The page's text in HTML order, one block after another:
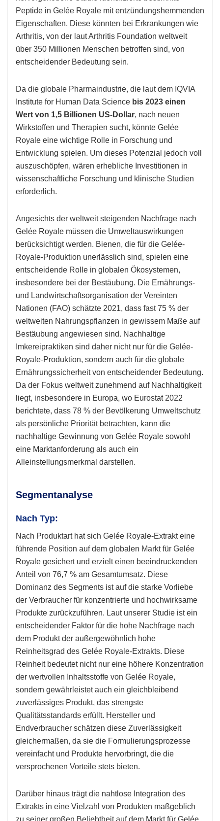
Peptide in Gelée Royale mit entzündungshemmenden
Eigenschaften. Diese könnten bei Erkrankungen wie
Arthritis, von der laut Arthritis Foundation weltweit
über 350 Millionen Menschen betroffen sind, von
entscheidender Bedeutung sein.
Da die globale Pharmaindustrie, die laut dem IQVIA
Institute for Human Data Science bis 2023 einen
Wert von 1,5 Billionen US-Dollar, nach neuen
Wirkstoffen und Therapien sucht, könnte Gelée
Royale eine wichtige Rolle in Forschung und
Entwicklung spielen. Um dieses Potenzial jedoch voll
auszuschöpfen, wären erhebliche Investitionen in
wissenschaftliche Forschung und klinische Studien
erforderlich.
Angesichts der weltweit steigenden Nachfrage nach
Gelée Royale müssen die Umweltauswirkungen
berücksichtigt werden. Bienen, die für die Gelée-
Royale-Produktion unerlässlich sind, spielen eine
entscheidende Rolle in globalen Ökosystemen,
insbesondere bei der Bestäubung. Die Ernährungs-
und Landwirtschaftsorganisation der Vereinten
Nationen (FAO) schätzte 2021, dass fast 75 % der
weltweiten Nahrungspflanzen in gewissem Maße auf
Bestäubung angewiesen sind. Nachhaltige
Imkereipraktiken sind daher nicht nur für die Gelée-
Royale-Produktion, sondern auch für die globale
Ernährungssicherheit von entscheidender Bedeutung.
Da der Fokus weltweit zunehmend auf Nachhaltigkeit
liegt, insbesondere in Europa, wo Eurostat 2022
berichtete, dass 78 % der Bevölkerung Umweltschutz
als persönliche Priorität betrachten, kann die
nachhaltige Gewinnung von Gelée Royale sowohl
eine Marktanforderung als auch ein
Alleinstellungsmerkmal darstellen.
Segmentanalyse
Nach Typ:
Nach Produktart hat sich Gelée Royale-Extrakt eine
führende Position auf dem globalen Markt für Gelée
Royale gesichert und erzielt einen beeindruckenden
Anteil von 76,7 % am Gesamtumsatz. Diese
Dominanz des Segments ist auf die starke Vorliebe
der Verbraucher für konzentrierte und hochwirksame
Produkte zurückzuführen. Laut unserer Studie ist ein
entscheidender Faktor für die hohe Nachfrage nach
dem Produkt der außergewöhnlich hohe
Reinheitsgrad des Gelée Royale-Extrakts. Diese
Reinheit bedeutet nicht nur eine höhere Konzentration
der wertvollen Inhaltsstoffe von Gelée Royale,
sondern gewährleistet auch ein gleichbleibend
zuverlässiges Produkt, das strengste
Qualitätsstandards erfüllt. Hersteller und
Endverbraucher schätzen diese Zuverlässigkeit
gleichermaßen, da sie die Formulierungsprozesse
vereinfacht und Produkte hervorbringt, die die
versprochenen Vorteile stets bieten.
Darüber hinaus trägt die nahtlose Integration des
Extrakts in eine Vielzahl von Produkten maßgeblich
zu seiner großen Beliebtheit auf dem Markt für Gelée